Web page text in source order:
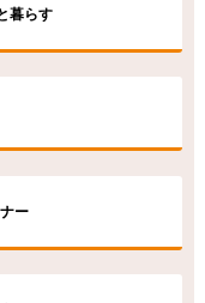
暮らす
ー